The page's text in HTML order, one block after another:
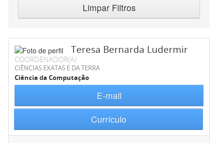
Limpar Filtros
Teresa Bernarda Ludermir
COORDENADOR(A)
CIÊNCIAS EXATAS E DA TERRA
Ciência da Computação
E-mail
Currículo